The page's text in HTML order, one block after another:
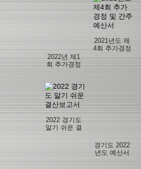
2022년 제1
회 추가경정
2021년도 제
4회 추가경정
2022 경기도
알기 쉬운 결
경기도 2022
년도 예산서